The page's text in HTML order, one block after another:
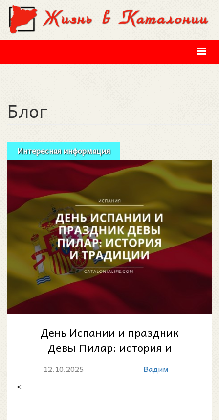
Перейти к основному содержанию
Блог
Интересная информация
День Испании и праздник
Девы Пилар: история и
традиции
12.10.2025 Вадим
<